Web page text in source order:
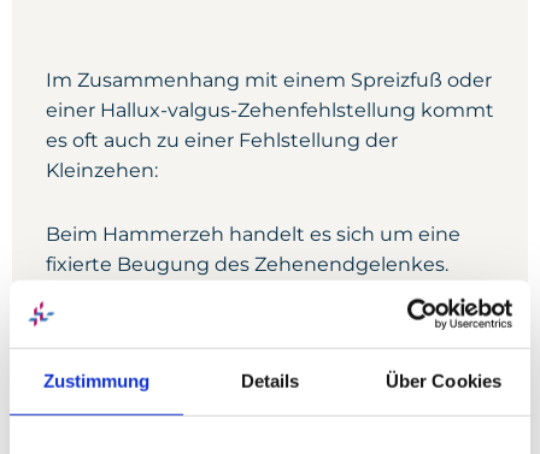
Zustimmung Details Über Cookies
Im Zusammenhang mit einem Spreizfuß oder
einer Hallux-valgus-Zehenfehlstellung kommt
es oft auch zu einer Fehlstellung der
Kleinzehen:
Beim Hammerzeh handelt es sich um eine
fixierte Beugung des Zehenendgelenkes.
Bei einer Krallenzehe hingegen weicht die
beiden peripheren Gelenken wird sie
krallenförmig nach unten gebeugt, so dass es